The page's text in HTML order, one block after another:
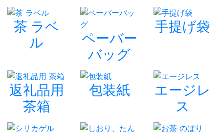
茶 ラベ
ル
ペーバー
バッグ
手提げ袋
返礼品用
茶箱
包装紙
エージレ
ス